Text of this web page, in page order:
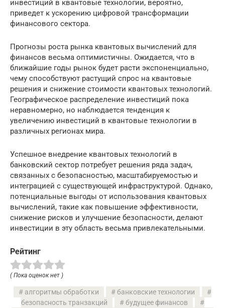
инвестиций в квантовые технологии, вероятно,
приведет к ускорению цифровой трансформации
финансового сектора.
Прогнозы роста рынка квантовых вычислений для
финансов весьма оптимистичны. Ожидается, что в
ближайшие годы рынок будет расти экспоненциально,
чему способствуют растущий спрос на квантовые
решения и снижение стоимости квантовых технологий.
Географическое распределение инвестиций пока
неравномерно, но наблюдается тенденция к
увеличению инвестиций в квантовые технологии в
различных регионах мира.
Успешное внедрение квантовых технологий в
банковский сектор потребует решения ряда задач,
связанных с безопасностью, масштабируемостью и
интеграцией с существующей инфраструктурой. Однако,
потенциальные выгоды от использования квантовых
вычислений, такие как повышение эффективности,
снижение рисков и улучшение безопасности, делают
инвестиции в эту область весьма привлекательными.
Рейтинг
( Пока оценок нет )
алгоритмы обработки
банковские технологии
безопасность транзакций
будущее финансов